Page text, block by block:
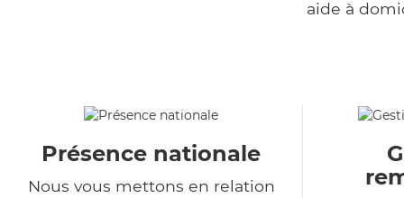
aide à
Présence nationale
Nous vous mettons en relation